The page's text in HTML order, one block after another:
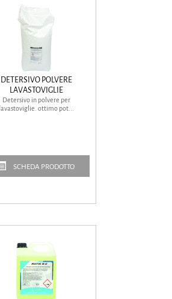
DETERSIVO POLVERE
LAVASTOVIGLIE
Detersivo in polvere per
lavastoviglie. ottimo pot...
SCHEDA PRODOTTO